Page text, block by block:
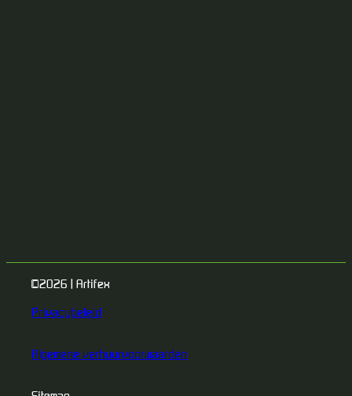
©2026 | Artifex
Privacybeleid
Algemene verhuurvoorwaarden